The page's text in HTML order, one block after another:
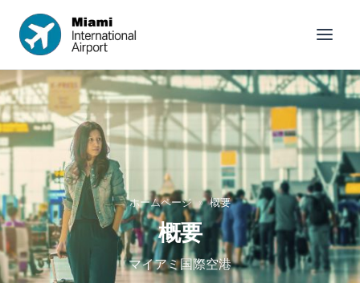
ホームページ » 概要
概要
マイアミ国際空港